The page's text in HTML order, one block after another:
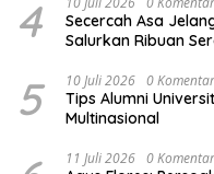
4
Secercah Asa
Salurkan Ribuan
5 10 Juli 2026 0 Komentar
Tips Alumni
Multinasional
11 Juli 2026 0 Komentar